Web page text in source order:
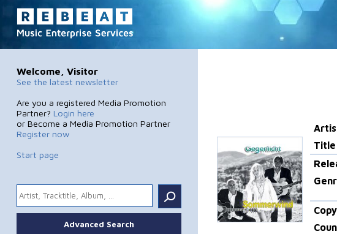
Welcome, Visitor
See the latest newsletter
Are you a registered Media Promotion
Partner? Login here
or Become a Media Promotion Partner
Register now
Start page
.
Advanced Search
Title